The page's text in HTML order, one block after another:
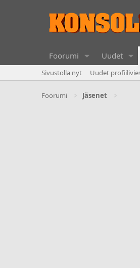
Foorumi Uudet
Sivustolla nyt Uudet
Foorumi Jäsenet